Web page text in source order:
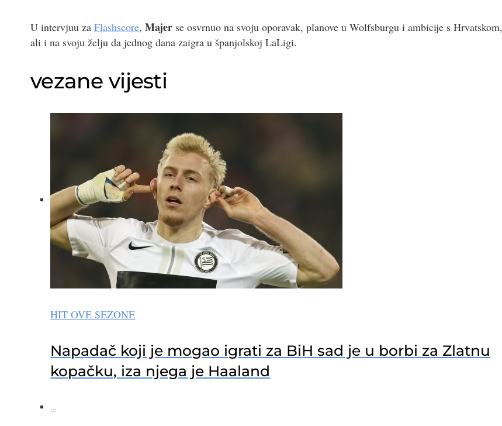
U intervjuu za Flashscore, Majer se osvrnuo na svoju oporavak, planove u Wolfsburgu i ambicije s Hrvatskom,
ali i na svoju želju da jednog dana zaigra u španjolskoj LaLigi.
vezane vijesti
HIT OVE SEZONE
Napadač koji je mogao igrati za BiH sad je u borbi za Zlatnu
kopačku, iza njega je Haaland
…